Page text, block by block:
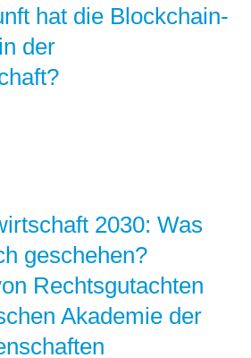
hat die Blockchain-
der
2030: Was
geschehen?
Rechtsgutachten
Akademie der